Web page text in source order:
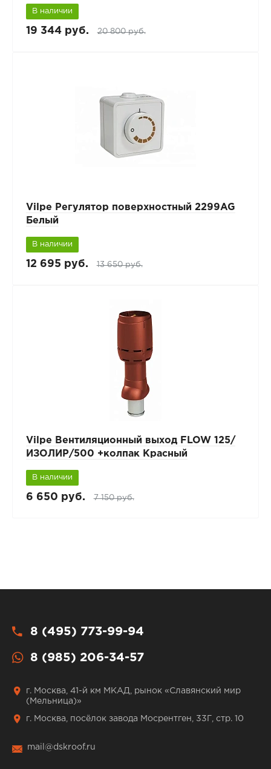
В наличии
19 344 руб. 20 800 руб.
Vilpe Регулятор поверхностный 2299AG
Белый
В наличии
12 695 руб. 13 650 руб.
Vilpe Вентиляционный выход FLOW 125/
ИЗОЛИР/500 +колпак Красный
В наличии
6 650 руб. 7 150 руб.
8 (495) 773-99-94
8 (985) 206-34-57
г. Москва, 41-й км МКАД, рынок «Славянский мир
(Мельница)»
г. Москва, посёлок завода Мосрентген, 33Г, стр. 10
mail@dskroof.ru